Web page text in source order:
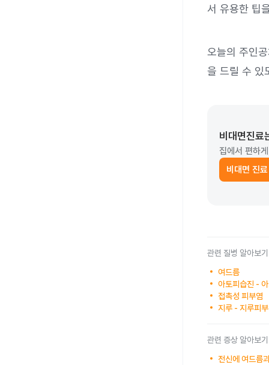
서 유용한 팁
오늘의 주인
을 드릴 수 있
비대면진료
집에서 편하
비대면 진
관련 질병 알아보기
여드름
아토피습진 -
접촉성 피부염
지루 - 지루피
관련 증상 알아보기
전신에 여드름